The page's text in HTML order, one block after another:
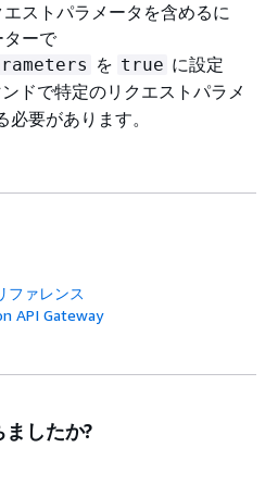
ストパラメータを含めるに
ターで
を true に設定
ドで特定のリクエストパラメ
必要があります。
ファレンス
API Gateway
したか?